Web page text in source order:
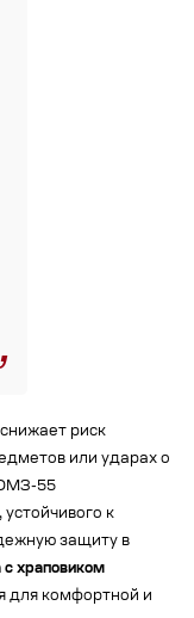
риск
или ударах о
55
к
защиту в
с храповиком
для комфортной и